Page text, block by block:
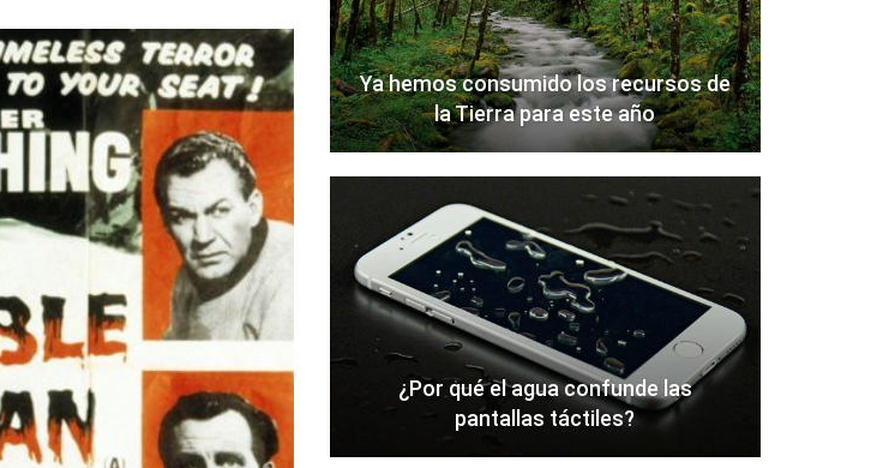
Ya hemos consumido los recursos de
la Tierra para este año
¿Por qué el agua confunde las
pantallas táctiles?